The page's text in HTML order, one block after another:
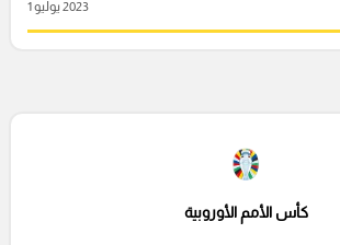
2023 يوليو 1
كأس الأمم الأوروبية